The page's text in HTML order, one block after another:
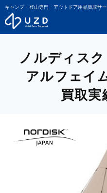
キャンプ・登山専門 アウトドア用品買取サー
ノルディス
アルフェイ
買取実